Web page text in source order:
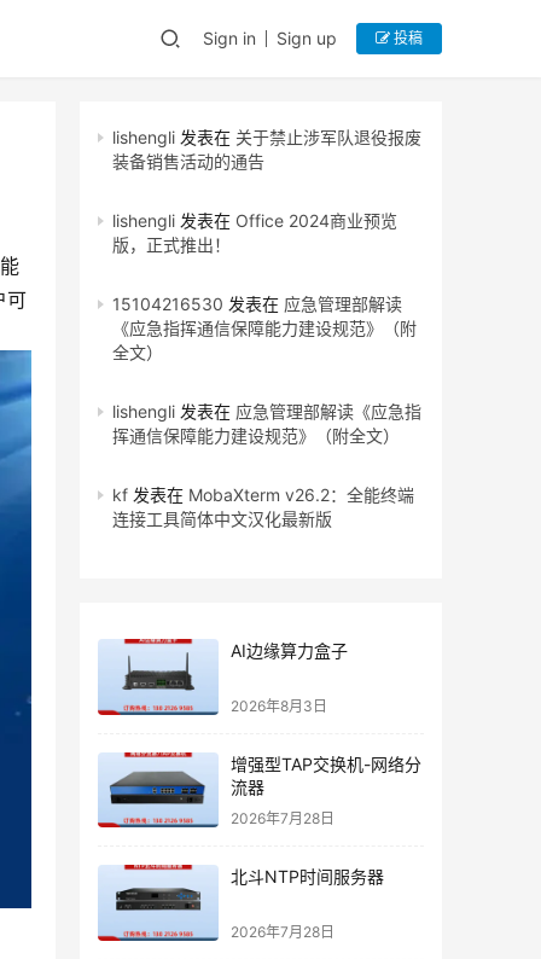
Sign in Sign up 投稿
可
lishengli 发表在 关于禁止涉军队退役报废
装备销售活动的通告
lishengli 发表在 Office 2024商业预览
版，正式推出！
15104216530 发表在 应急管理部解读
《应急指挥通信保障能力建设规范》（附
全文）
lishengli 发表在 应急管理部解读《应急指
挥通信保障能力建设规范》（附全文）
kf 发表在 MobaXterm v26.2：全能终端
连接工具简体中文汉化最新版
AI边缘算力盒子
2026年8月3日
增强型TAP交换机-网络分
流器
2026年7月28日
北斗NTP时间服务器
2026年7月28日